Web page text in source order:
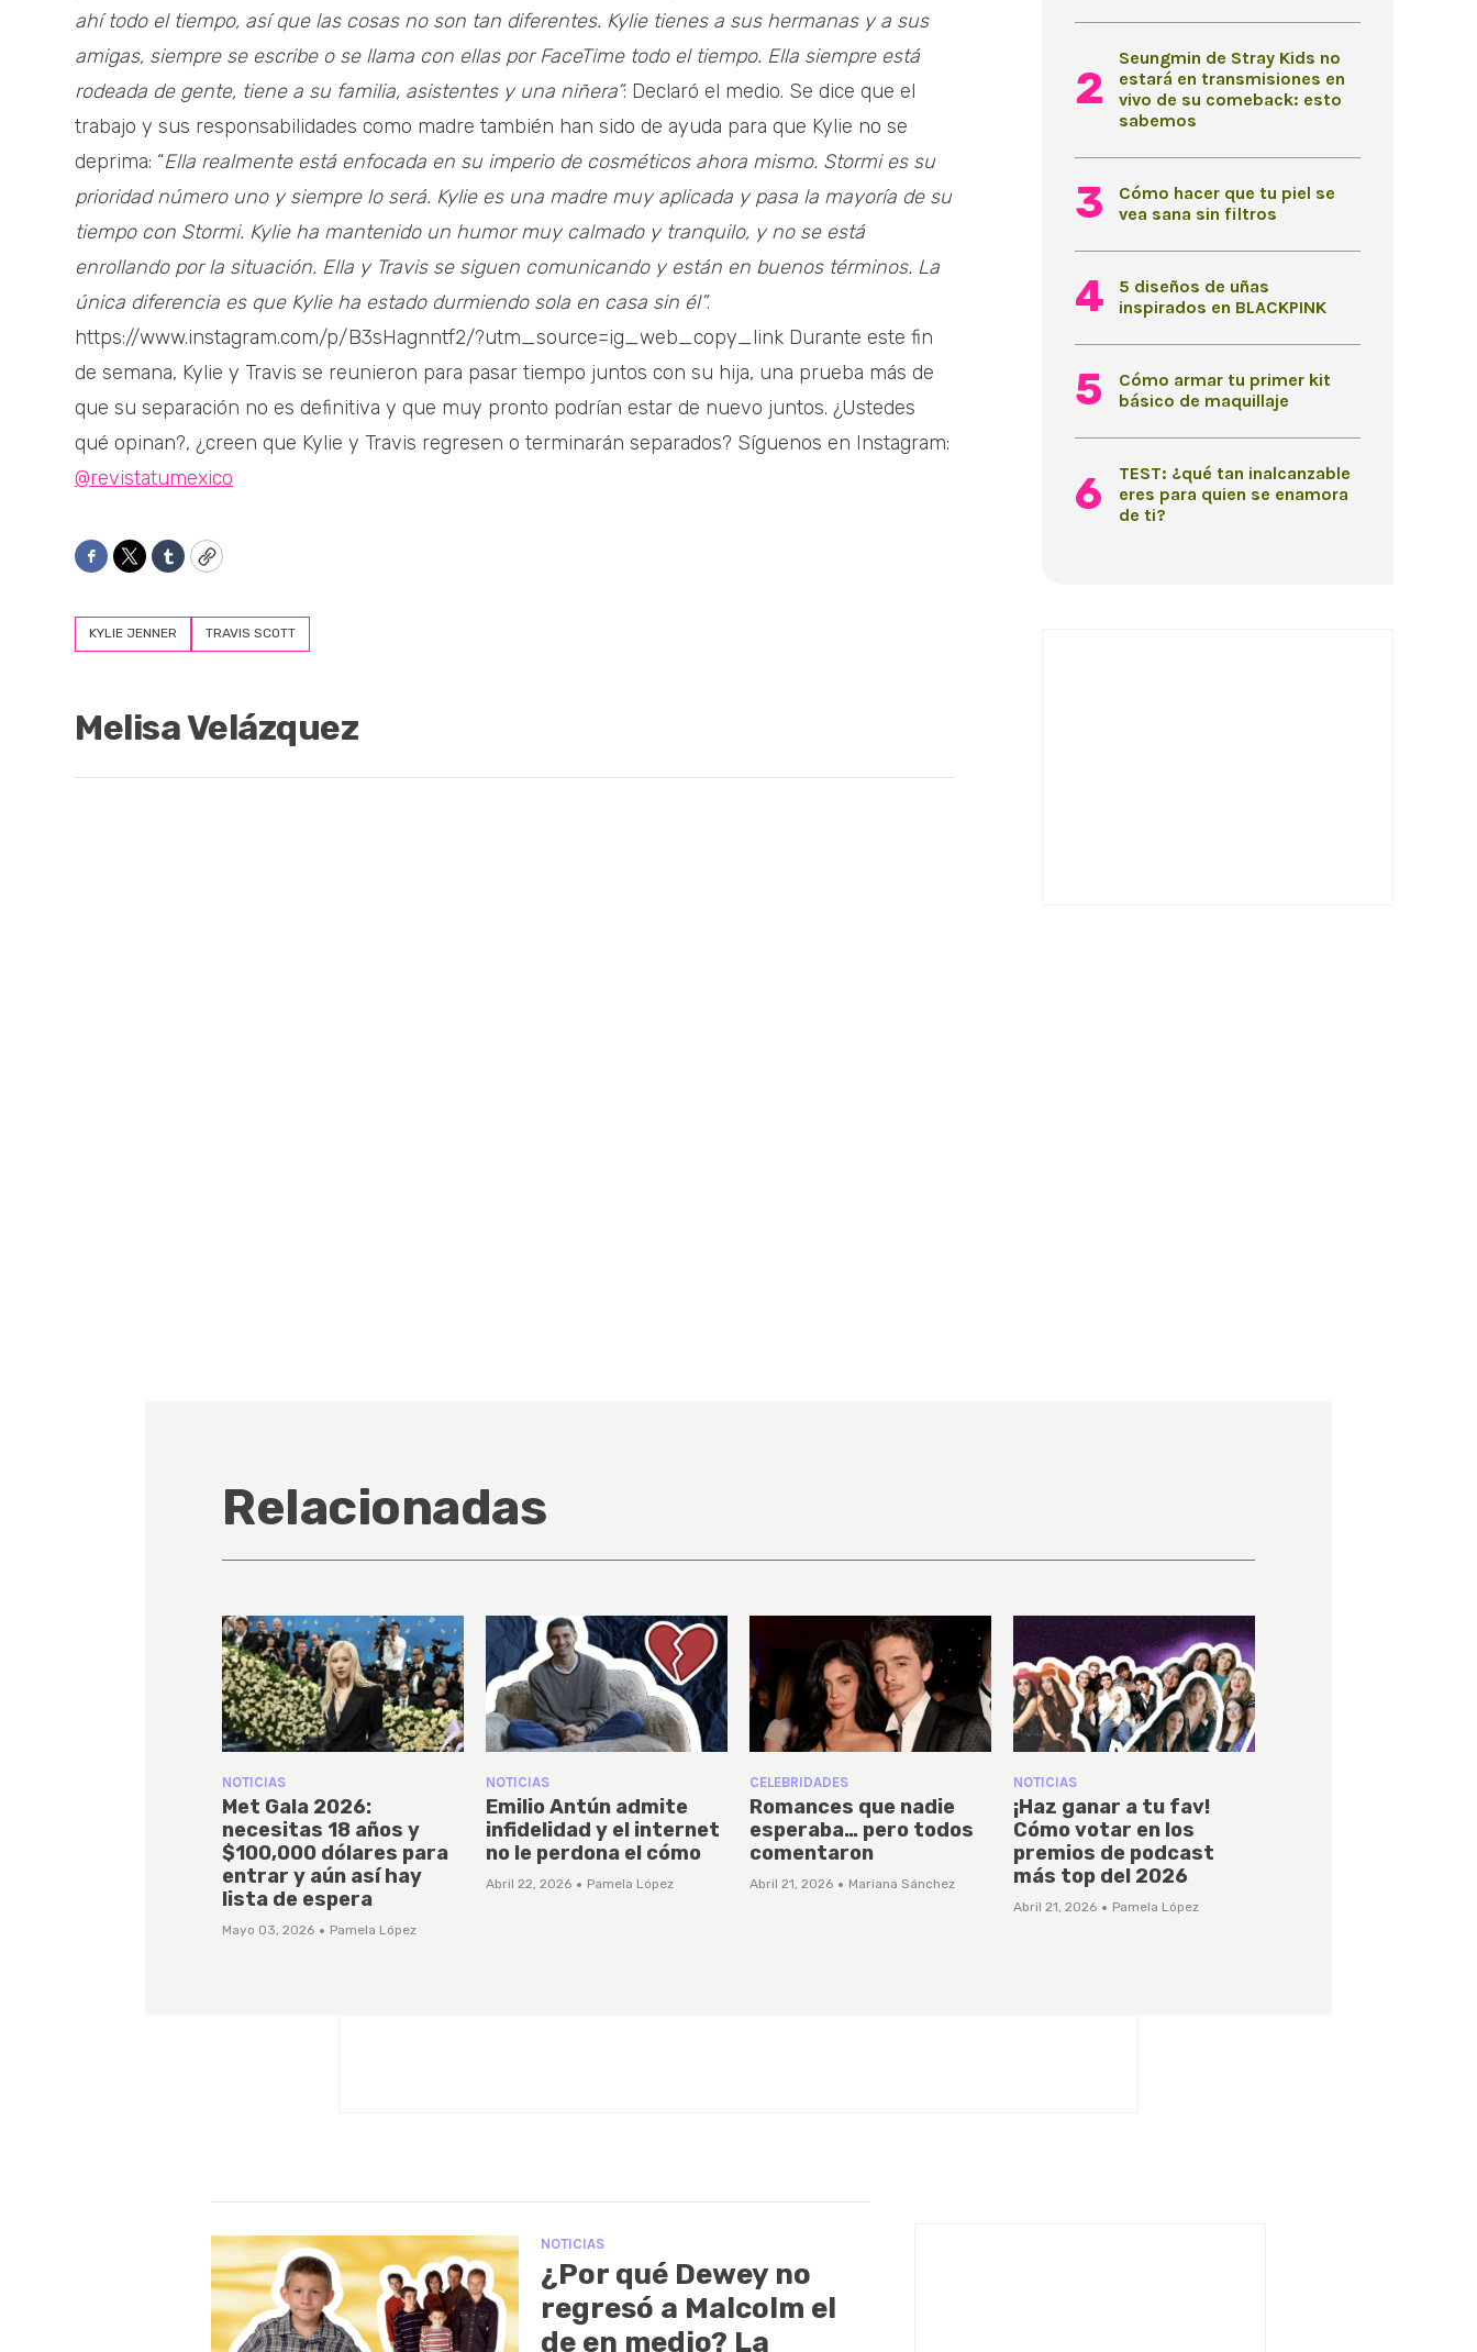
ahí todo el tiempo, así que las cosas no son tan diferentes. Kylie tienes a sus hermanas y a sus
amigas, siempre se escribe o se llama con ellas por FaceTime todo el tiempo. Ella siempre está
rodeada de gente, tiene a su familia, asistentes y una niñera”: Declaró el medio. Se dice que el
trabajo y sus responsabilidades como madre también han sido de ayuda para que Kylie no se
deprima: “Ella realmente está enfocada en su imperio de cosméticos ahora mismo. Stormi es su
prioridad número uno y siempre lo será. Kylie es una madre muy aplicada y pasa la mayoría de su
tiempo con Stormi. Kylie ha mantenido un humor muy calmado y tranquilo, y no se está
enrollando por la situación. Ella y Travis se siguen comunicando y están en buenos términos. La
única diferencia es que Kylie ha estado durmiendo sola en casa sin él”.
https://www.instagram.com/p/B3sHagnntf2/?utm_source=ig_web_copy_link Durante este fin
de semana, Kylie y Travis se reunieron para pasar tiempo juntos con su hija, una prueba más de
que su separación no es definitiva y que muy pronto podrían estar de nuevo juntos. ¿Ustedes
qué opinan?, ¿creen que Kylie y Travis regresen o terminarán separados? Síguenos en Instagram:
@revistatumexico
Facebook
TwitterTumblrCopy
KYLIE JENNER TRAVIS SCOTT
Melisa Velázquez
Seungmin de Stray Kids no
estará en transmisiones en
vivo de su comeback: esto
sabemos
Cómo hacer que tu piel se
vea sana sin filtros
5 diseños de uñas
inspirados en BLACKPINK
Cómo armar tu primer kit
básico de maquillaje
TEST: ¿qué tan inalcanzable
eres para quien se enamora
de ti?
Relacionadas
NOTICIAS
Met Gala 2026:
necesitas 18 años y
$100,000 dólares para
entrar y aún así hay
lista de espera
Mayo 03, 2026 · Pamela López
NOTICIAS
Emilio Antún admite
infidelidad y el internet
no le perdona el cómo
Abril 22, 2026 · Pamela López
CELEBRIDADES
Romances que nadie
esperaba… pero todos
comentaron
Abril 21, 2026 · Mariana Sánchez
NOTICIAS
¡Haz ganar a tu fav!
Cómo votar en los
premios de podcast
más top del 2026
Abril 21, 2026 · Pamela López
NOTICIAS
¿Por qué Dewey no
regresó a Malcolm el
de en medio? La